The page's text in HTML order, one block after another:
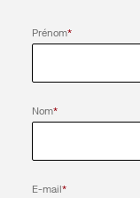
Prénom*
Nom*
E-mail*